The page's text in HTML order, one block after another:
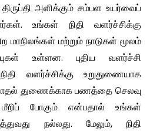
அளிக்கும் சம்பள உயர்வைப்
உங்கள் நிதி வளர்ச்சிக்கு
மாநிலங்கள் மற்றும் நாடுகள் மூலம்
உள்ளன. புதிய வளர்ச்சி
வளர்ச்சிக்கு உறுதுணையாக
துணைக்காக பணத்தை செலவு
போகும் என்பதால் உங்கள்
நல்லது. மேலும், நிதி